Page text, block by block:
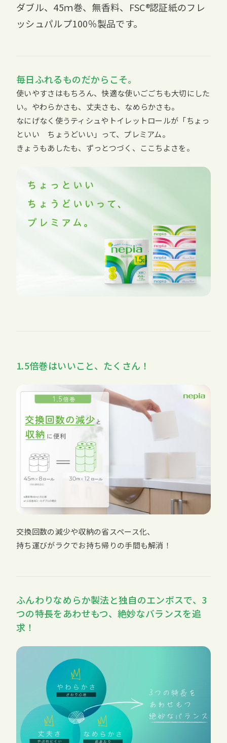
ダブル、45ｍ巻、無香料、 FSC 認証紙のフレ
ッシュパルプ100％製品です。
毎日ふれるものだからこそ。
使いやすさはもちろん、快適な使いごごちも大切にした
い。やわらかさも、丈夫さも、なめらかさも。
なにげなく使うティシュやトイレットロールが「ちょっ
といい ちょうどいい」って、プレミアム。
きょうもあしたも、ずっとつづく、ここちよさを。
1.5倍巻はいいこと、たくさん！
交換回数の減少や収納の省スペース化、
持ち運びがラクでお持ち帰りの手間も解消！
ふんわりなめらか製法と独自のエンボスで、3
つの特長をあわせもつ、絶妙なバランスを追
求！